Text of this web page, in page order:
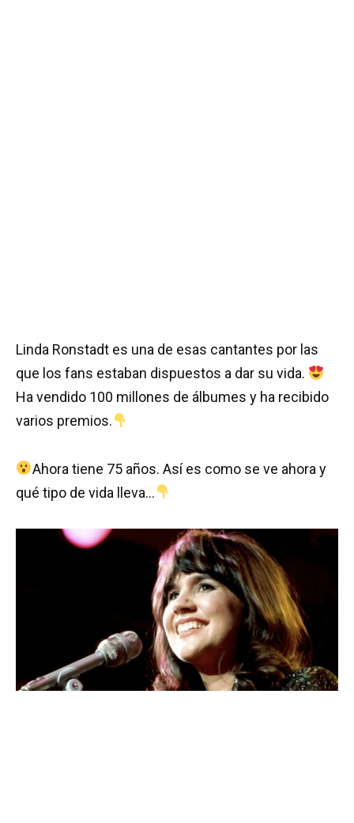
Linda Ronstadt es una de esas cantantes por las
que los fans estaban dispuestos a dar su vida.
Ha vendido 100 millones de álbumes y ha recibido
varios premios.
Ahora tiene 75 años. Así es como se ve ahora y
qué tipo de vida lleva…